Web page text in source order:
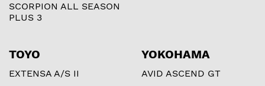
SCORPION ALL SEASON
PLUS 3
TOYO
EXTENSA A/S II
YOKOHAMA
AVID ASCEND GT